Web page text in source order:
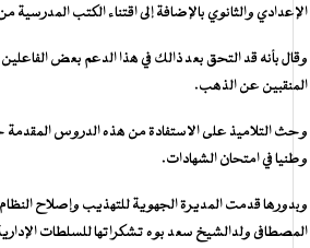
الإعدادي والثانوي بالإضافة إلى اقتناء الكتب
وقال بأنه قد التحق بعد ذالك في هذا الدعم بعض
المنقبين عن الذهب.
وحث التلاميذ على الاستفادة من هذه الدروس المقدمة
وطنيا في امتحان الشهادات.
وبدورها قدمت المديرة الجهوية للتهذيب وإصلاح النظام
المصطافى ولدالشيخ سعد بوه تشكراتها للسلطات